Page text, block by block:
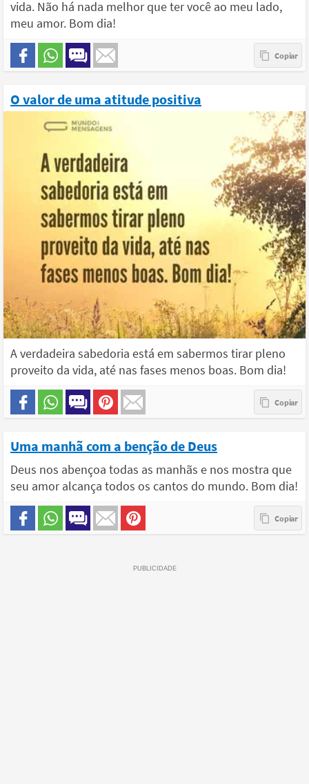
vida. Não há nada melhor que ter você ao meu lado,
meu amor. Bom dia!
O valor de uma atitude positiva
A verdadeira sabedoria está em sabermos tirar pleno
proveito da vida, até nas fases menos boas. Bom dia!
Uma manhã com a benção de Deus
Deus nos abençoa todas as manhãs e nos mostra que
seu amor alcança todos os cantos do mundo. Bom dia!